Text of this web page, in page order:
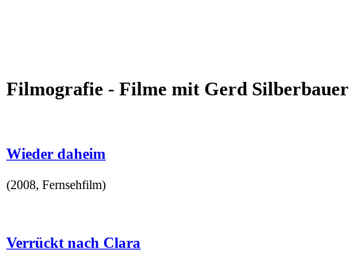
Filmografie - Filme mit Gerd Silberbauer
Wieder daheim
(2008, Fernsehfilm)
Verrückt nach Clara